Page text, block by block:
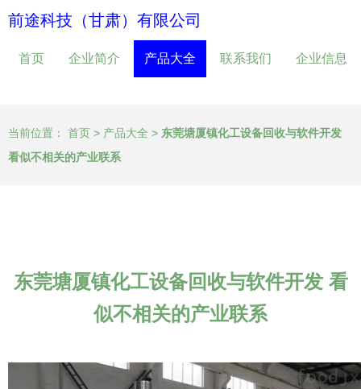
前途科技（甘肃）有限公司
首页 企业简介 产品大全 联系我们 企业信息
当前位置： 首页 > 产品大全 > 东莞塘厦镇化工设备回收与软件开发
看似不相关的产业联系
东莞塘厦镇化工设备回收与软件开发 看
似不相关的产业联系